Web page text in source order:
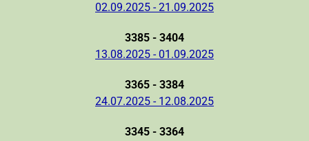
02.09.2025 - 21.09.2025
3385 - 3404
13.08.2025 - 01.09.2025
3365 - 3384
24.07.2025 - 12.08.2025
3345 - 3364